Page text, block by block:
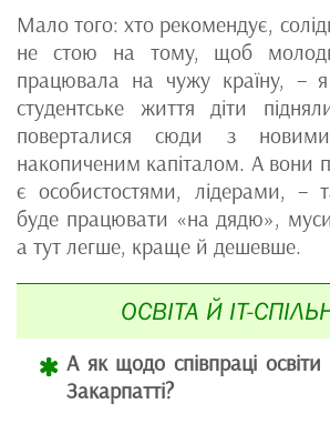
Мало того: хто рекомендує,
не стою на тому, щоб
працювала на чужу країну, –
студентське життя діти
поверталися сюди з
накопиченим капіталом. А вони
є особистостями, лідерами, –
буде працювати «на дядю»,
а тут легше, краще й дешевше.
ОСВІТА Й IT-
А як щодо співпраці
Закарпатті?